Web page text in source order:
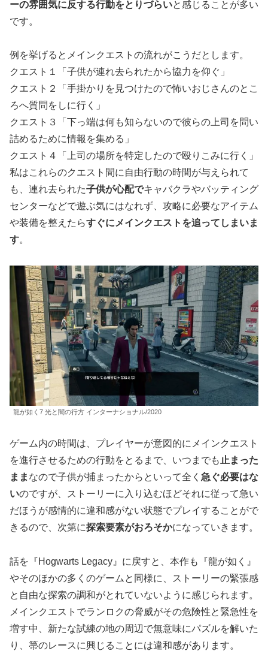
ーの雰囲気に反する行動をとりづらいと感じることが多い
です。
例を挙げるとメインクエストの流れがこうだとします。
クエスト１「子供が連れ去られたから協力を仰ぐ」
クエスト２「手掛かりを見つけたので怖いおじさんのとこ
ろへ質問をしに行く」
クエスト３「下っ端は何も知らないので彼らの上司を問い
詰めるために情報を集める」
クエスト４「上司の場所を特定したので殴りこみに行く」
私はこれらのクエスト間に自由行動の時間が与えられて
も、連れ去られた子供が心配でキャバクラやバッティング
センターなどで遊ぶ気にはなれず、攻略に必要なアイテム
や装備を整えたらすぐにメインクエストを追ってしまいま
す。
龍が如く7 光と闇の行方 インターナショナル/2020
ゲーム内の時間は、プレイヤーが意図的にメインクエスト
を進行させるための行動をとるまで、いつまでも 止まった
まま なので子供が捕まったからといって全く 急ぐ必要はな
いのですが、ストーリーに入り込むほどそれに従って急い
だほうが感情的に違和感がない状態でプレイすることがで
きるので、次第に探索要素がおろそかになっていきます。
話を『Hogwarts Legacy』に戻すと、本作も『龍が如く』
やそのほかの多くのゲームと同様に、ストーリーの緊張感
と自由な探索の調和がとれていないように感じられます。
メインクエストでランロクの脅威がその危険性と緊急性を
増す中、新たな試練の地の周辺で無意味にパズルを解いた
り、箒のレースに興じることには違和感があります。